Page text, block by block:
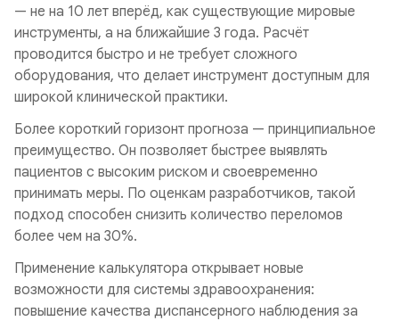
— не на 10 лет вперёд, как существующие мировые
инструменты, а на ближайшие 3 года. Расчёт
проводится быстро и не требует сложного
оборудования, что делает инструмент доступным для
широкой клинической практики.
Более короткий горизонт прогноза — принципиальное
преимущество. Он позволяет быстрее выявлять
пациентов с высоким риском и своевременно
принимать меры. По оценкам разработчиков, такой
подход способен снизить количество переломов
более чем на 30%.
Применение калькулятора открывает новые
возможности для системы здравоохранения:
повышение качества диспансерного наблюдения за